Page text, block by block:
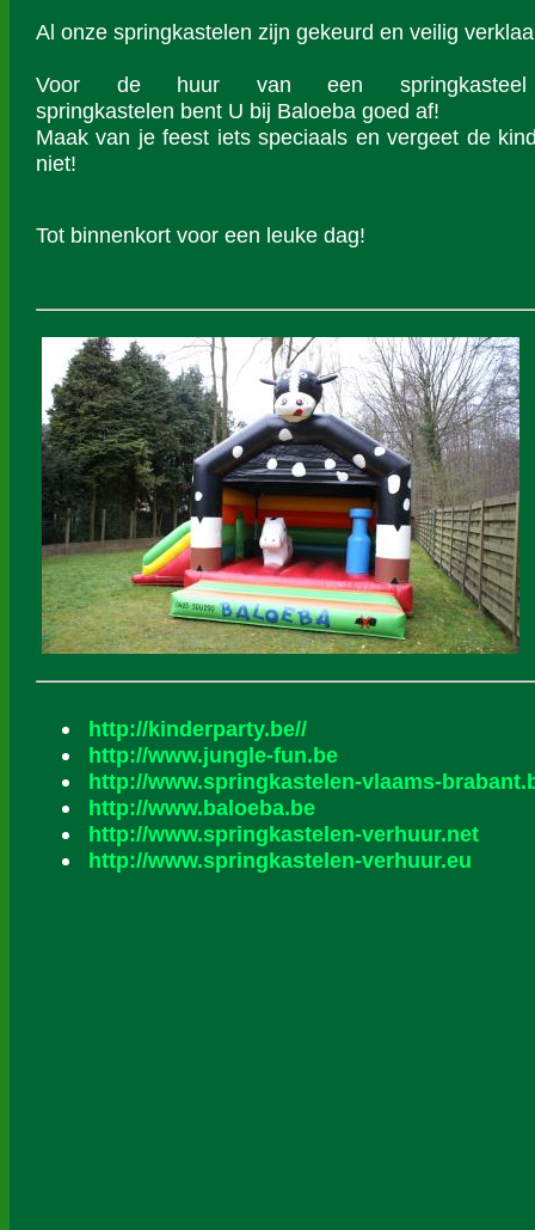
Al onze springkastelen zijn gekeurd en veilig
Voor de huur van een
springkastelen bent U bij Baloeba goed af!
Maak van je feest iets speciaals en vergeet de
niet!
Tot binnenkort voor een leuke dag!
http://kinderparty.be//
http://www.jungle-fun.be
http://www.springkastelen-vlaams-
http://www.baloeba.be
http://www.springkastelen-verhuur.net
http://www.springkastelen-verhuur.eu